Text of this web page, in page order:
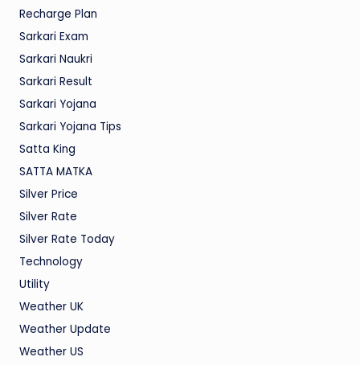
Recharge Plan
Sarkari Exam
Sarkari Naukri
Sarkari Result
Sarkari Yojana
Sarkari Yojana Tips
Satta King
SATTA MATKA
Silver Price
Silver Rate
Silver Rate Today
Technology
Utility
Weather UK
Weather Update
Weather US